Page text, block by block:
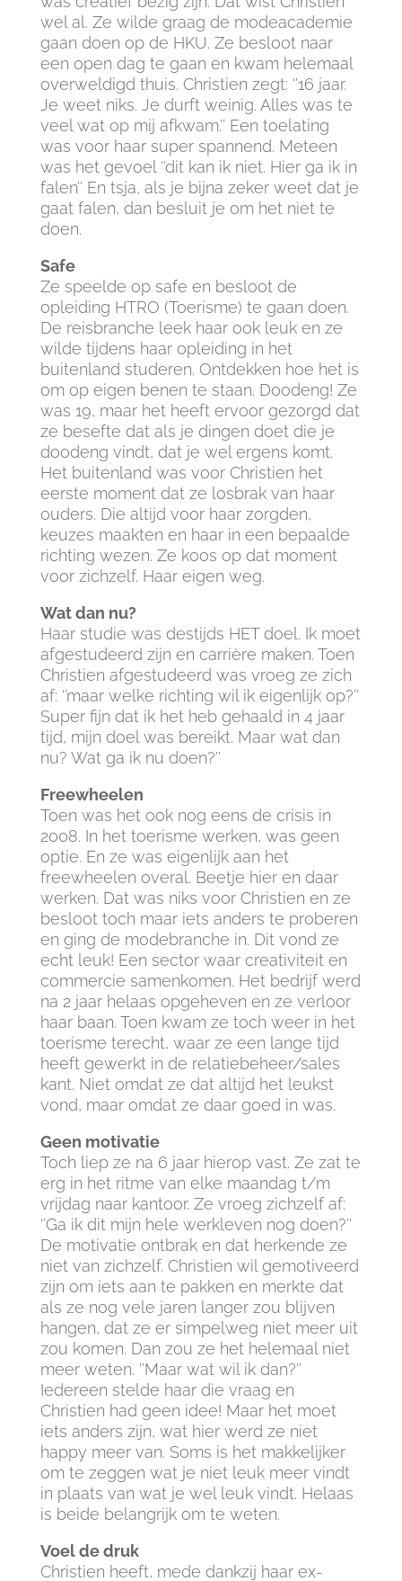
wel al. Ze wilde graag de modeacademie
gaan doen op de HKU. Ze besloot naar
een open dag te gaan en kwam helemaal
overweldigd thuis. Christien zegt: ‘’16 jaar.
Je weet niks. Je durft weinig. Alles was te
veel wat op mij afkwam.’’ Een toelating
was voor haar super spannend. Meteen
was het gevoel ‘’dit kan ik niet. Hier ga ik in
falen’’ En tsja, als je bijna zeker weet dat je
gaat falen, dan besluit je om het niet te
doen.
Safe
Ze speelde op safe en besloot de
opleiding HTRO (Toerisme) te gaan doen.
De reisbranche leek haar ook leuk en ze
wilde tijdens haar opleiding in het
buitenland studeren. Ontdekken hoe het is
om op eigen benen te staan. Doodeng! Ze
was 19, maar het heeft ervoor gezorgd dat
ze besefte dat als je dingen doet die je
doodeng vindt, dat je wel ergens komt.
Het buitenland was voor Christien het
eerste moment dat ze losbrak van haar
ouders. Die altijd voor haar zorgden,
keuzes maakten en haar in een bepaalde
richting wezen. Ze koos op dat moment
voor zichzelf. Haar eigen weg.
Wat dan nu?
Haar studie was destijds HET doel. Ik moet
afgestudeerd zijn en carrière maken. Toen
Christien afgestudeerd was vroeg ze zich
af: ‘’maar welke richting wil ik eigenlijk op?’’
Super fijn dat ik het heb gehaald in 4 jaar
tijd, mijn doel was bereikt. Maar wat dan
nu? Wat ga ik nu doen?’’
Freewheelen
Toen was het ook nog eens de crisis in
2008. In het toerisme werken, was geen
optie. En ze was eigenlijk aan het
freewheelen overal. Beetje hier en daar
werken. Dat was niks voor Christien en ze
besloot toch maar iets anders te proberen
en ging de modebranche in. Dit vond ze
echt leuk! Een sector waar creativiteit en
commercie samenkomen. Het bedrijf werd
na 2 jaar helaas opgeheven en ze verloor
haar baan. Toen kwam ze toch weer in het
toerisme terecht, waar ze een lange tijd
heeft gewerkt in de relatiebeheer/sales
kant. Niet omdat ze dat altijd het leukst
vond, maar omdat ze daar goed in was.
Geen motivatie
Toch liep ze na 6 jaar hierop vast. Ze zat te
erg in het ritme van elke maandag t/m
vrijdag naar kantoor. Ze vroeg zichzelf af:
‘’Ga ik dit mijn hele werkleven nog doen?’’
De motivatie ontbrak en dat herkende ze
niet van zichzelf. Christien wil gemotiveerd
zijn om iets aan te pakken en merkte dat
als ze nog vele jaren langer zou blijven
hangen, dat ze er simpelweg niet meer uit
zou komen. Dan zou ze het helemaal niet
meer weten. ‘’Maar wat wil ik dan?’’
Iedereen stelde haar die vraag en
Christien had geen idee! Maar het moet
iets anders zijn, wat hier werd ze niet
happy meer van. Soms is het makkelijker
om te zeggen wat je niet leuk meer vindt
in plaats van wat je wel leuk vindt. Helaas
is beide belangrijk om te weten.
Voel de druk
Christien heeft, mede dankzij haar ex-